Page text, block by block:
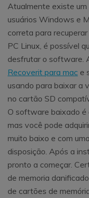
Atualmente existe
usuários Windows e
correta para
PC Linux, é possível
desfrutar o software.
Recoverit para mac e
usando para baixar a
no cartão SD
O software baixado é
mas você pode
muito baixo e com
disposição. Após a
pronto a começar.
de memoria
de cartões de